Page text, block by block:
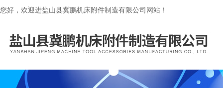
您好，欢迎进盐山县冀鹏机床附件制造有限公司网站！